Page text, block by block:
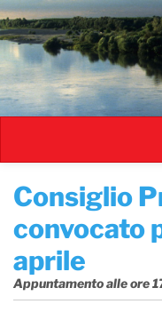
Salta
al
contenuto
principale
​Consiglio
convocato
aprile
Appuntamento alle ore